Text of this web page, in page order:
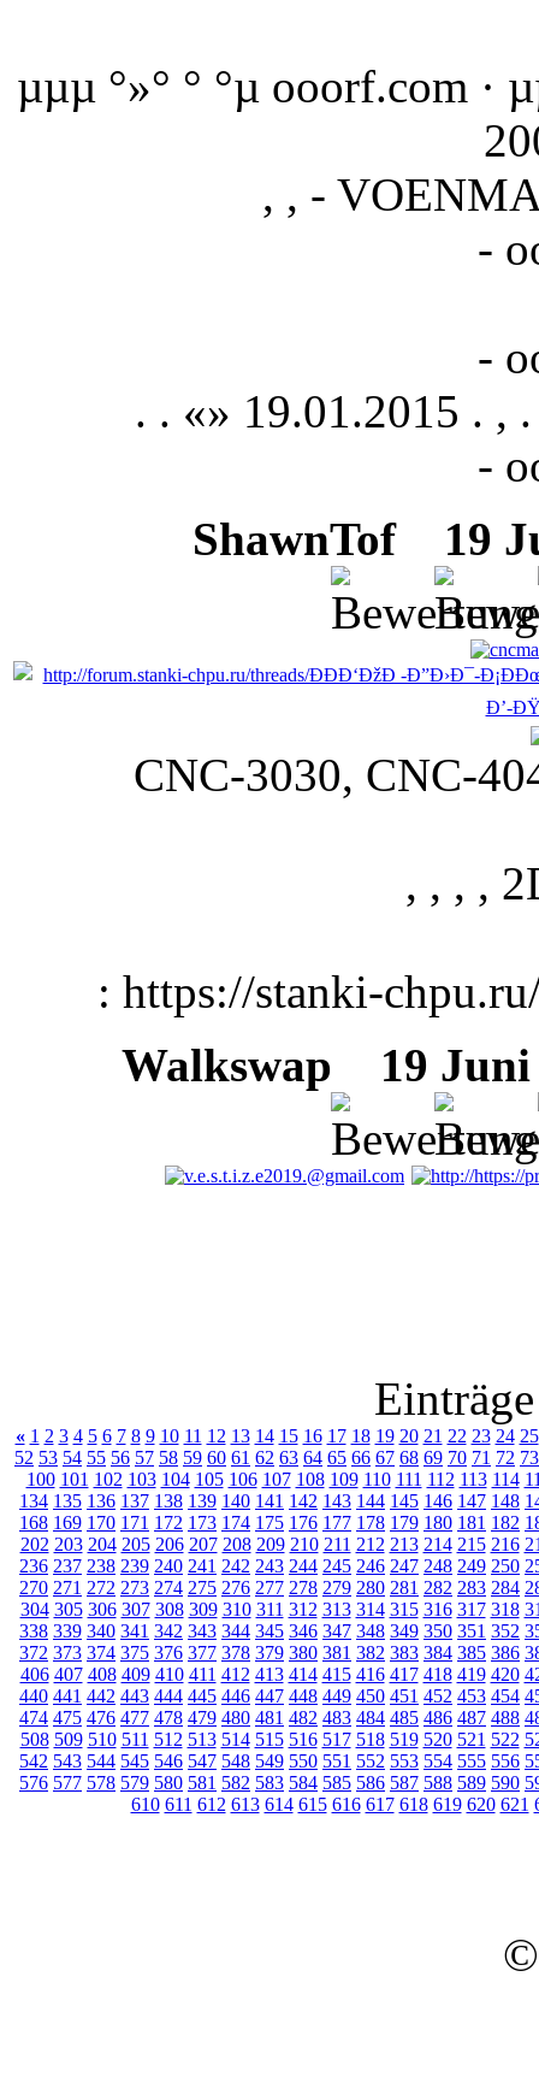
µµµ °»° ° °µ ooorf.com ·
, , -
-
-
. . «» 19.01.2015 . ,
-
ShawnTof
19
CNC-3030, CNC-
, , , ,
: https://stanki-
Walkswap
19 Juni
« 1 2 3 4 5 6 7 8 9 10 11 12 13 14 15 16 17 18 19 20 21 22 23 24 25
52 53 54 55 56 57 58 59 60 61 62 63 64 65 66 67 68 69 70 71 72 73
100 101 102 103 104 105 106 107 108 109 110 111 112 113 114
134 135 136 137 138 139 140 141 142 143 144 145 146 147 148
168 169 170 171 172 173 174 175 176 177 178 179 180 181 182
202 203 204 205 206 207 208 209 210 211 212 213 214 215 216
236 237 238 239 240 241 242 243 244 245 246 247 248 249 250
270 271 272 273 274 275 276 277 278 279 280 281 282 283 284
304 305 306 307 308 309 310 311 312 313 314 315 316 317 318
338 339 340 341 342 343 344 345 346 347 348 349 350 351 352
372 373 374 375 376 377 378 379 380 381 382 383 384 385 386
406 407 408 409 410 411 412 413 414 415 416 417 418 419 420
440 441 442 443 444 445 446 447 448 449 450 451 452 453 454
474 475 476 477 478 479 480 481 482 483 484 485 486 487 488
508 509 510 511 512 513 514 515 516 517 518 519 520 521 522
542 543 544 545 546 547 548 549 550 551 552 553 554 555 556
576 577 578 579 580 581 582 583 584 585 586 587 588 589 590
610 611 612 613 614 615 616 617 618 619 620 621